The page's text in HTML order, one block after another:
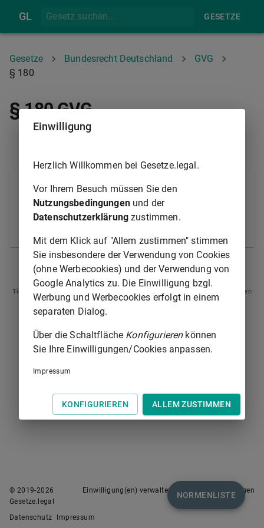
GL GESETZE
Gesetze Bundesrecht Deutschland
GVG
§ 180
§ 180 GVG
Die in den §§ 176 bis 179 bezeichneten
Befugnisse stehen auch einem einzelnen Richter bei
der Vornahme von Amtshandlungen außerhalb der
§ 179 § 181
Tipp
: Swipen Sie auf dem Bildschirm links oder rechts zur Navigation zwischen
Normen.
NORMENLISTE
© 2019-2026
Gesetze.legal
Einwilligung(en) verwalten Nutzungsbedingungen
Datenschutz Impressum
Einwilligung
Herzlich Willkommen bei Gesetze.legal.
Vor Ihrem Besuch müssen Sie den
Nutzungsbedingungenund der
Datenschutzerklärung zustimmen.
Mit dem Klick auf "Allem zustimmen" stimmen
Sie insbesondere der Verwendung von Cookies
(ohne Werbecookies) und der Verwendung von
Google Analytics zu. Die Einwilligung bzgl.
Werbung und Werbecookies erfolgt in einem
separaten Dialog.
Über die Schaltfläche Konfigurierenkönnen
Sie Ihre Einwilligungen/Cookies anpassen.
Impressum
KONFIGURIEREN ALLEM ZUSTIMMEN